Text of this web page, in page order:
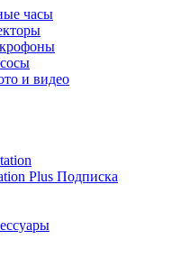
часы
и видео
Подписка